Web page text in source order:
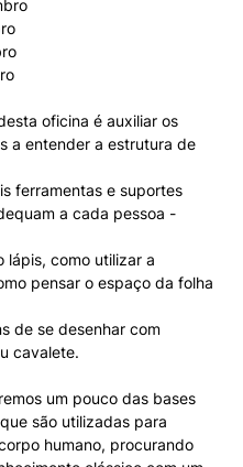
oficina é auxiliar os
a entender a estrutura de
ferramentas e suportes
a cada pessoa -
lápis, como utilizar a
pensar o espaço da folha
de se desenhar com
cavalete.
um pouco das bases
são utilizadas para
humano, procurando